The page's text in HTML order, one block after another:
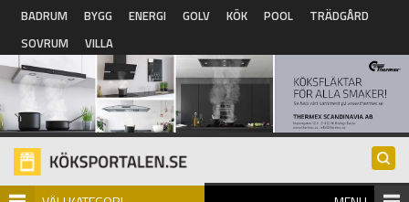
Hoppa till huvudinnehåll
BADRUM BYGG ENERGI GOLV KÖK POOL
TRÄDGÅRD
SOVRUM
VILLA